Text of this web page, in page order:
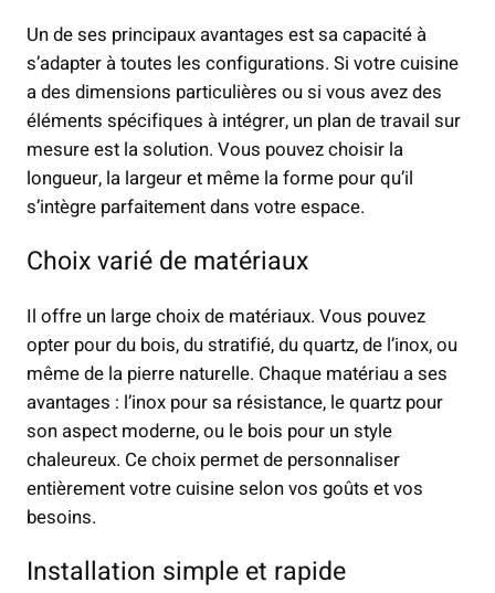
Un de ses principaux avantages est sa capacité à
s’adapter à toutes les configurations. Si votre cuisine
a des dimensions particulières ou si vous avez des
éléments spécifiques à intégrer, un plan de travail sur
mesure est la solution. Vous pouvez choisir la
longueur, la largeur et même la forme pour qu’il
s’intègre parfaitement dans votre espace.
Choix varié de matériaux
Il offre un large choix de matériaux. Vous pouvez
opter pour du bois, du stratifié, du quartz, de l’inox, ou
même de la pierre naturelle. Chaque matériau a ses
avantages : l’inox pour sa résistance, le quartz pour
son aspect moderne, ou le bois pour un style
chaleureux. Ce choix permet de personnaliser
entièrement votre cuisine selon vos goûts et vos
besoins.
Installation simple et rapide